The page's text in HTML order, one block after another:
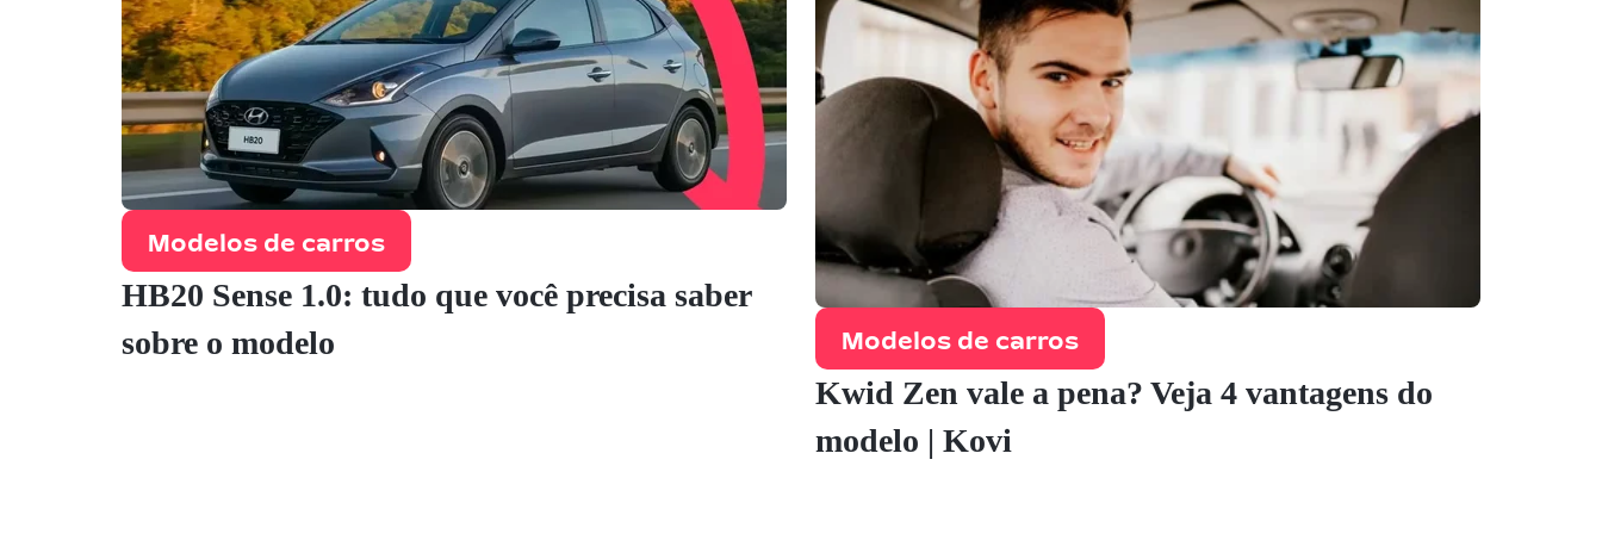
Modelos de carros
HB20 Sense 1.0: tudo que você precisa saber
sobre o modelo
Modelos de carros
Kwid Zen vale a pena? Veja 4 vantagens do
modelo | Kovi